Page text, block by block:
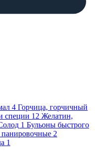
4 Горчица, горчичный
специи 12 Желатин,
1 Бульоны быстрого
2
1